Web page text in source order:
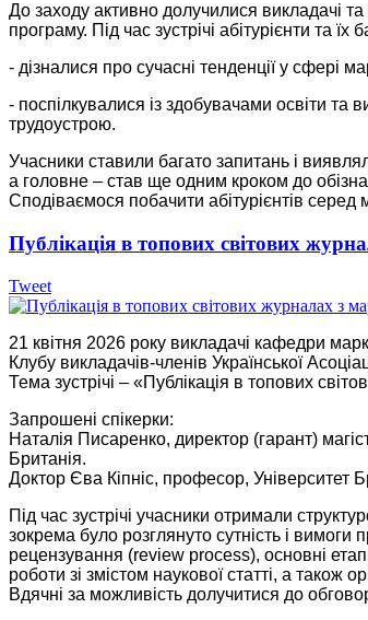
До заходу активно долучилися викладачі та
програму. Під час зустрічі абітурієнти та їх
- дізналися про сучасні тенденції у сфері
- поспілкувалися із здобувачами освіти
трудоустрою.
Учасники ставили багато запитань і
а головне – став ще одним кроком до
Сподіваємося побачити абітурієнтів серед
Публікація в топових світових
Tweet
21 квітня 2026 року викладачі кафедри
Клубу викладачів‑членів Української
Тема зустрічі – «Публікація в топових
Запрошені спікерки:
Наталія Писаренко, директор (гарант)
Британія.
Доктор Єва Кіпніс, професор, Університет
Під час зустрічі учасники отримали
зокрема було розглянуто сутність і
рецензування (review process), основні
роботи зі змістом наукової статті, а також
Вдячні за можливість долучитися до